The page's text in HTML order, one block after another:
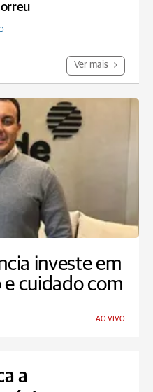
Ver mais
investe em
e cuidado com
AO VIVO
a